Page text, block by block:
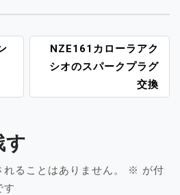
NZE161カローラアク
シオのスパークプラグ
交換
す
ることはありません。 ※ が付
す